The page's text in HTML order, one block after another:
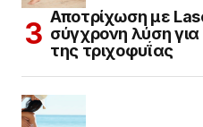
Αποτρίχωση με
σύγχρονη λύση
της τριχοφυΐας